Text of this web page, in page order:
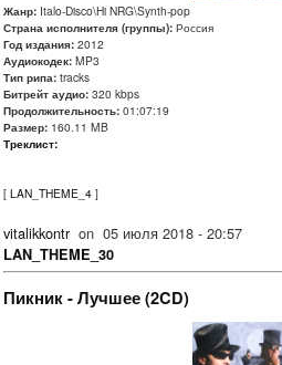
Жанр: Italo-Disco\Hi NRG\Synth-pop
Страна исполнителя (группы): Россия
Год издания: 2012
Аудиокодек: MP3
Тип рипа: tracks
Битрейт аудио: 320 kbps
Продолжительность: 01:07:19
Размер: 160.11 MB
Треклист:
[ LAN_THEME_4 ]
vitalikkontron 05 июля 2018 - 20:57
LAN_THEME_30
Пикник - Лучшее (2CD)